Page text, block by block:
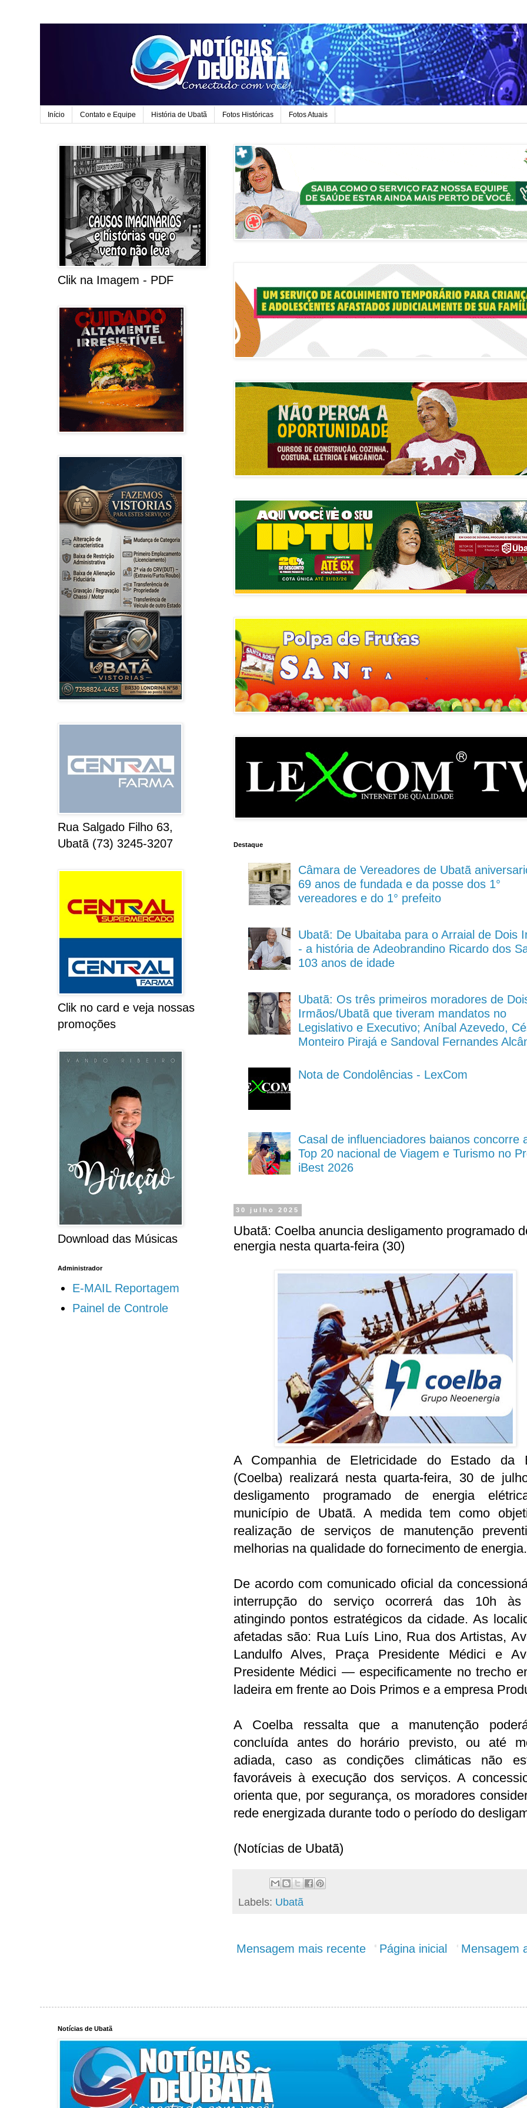
Início Contato e Equipe História de Ubatã Fotos Históricas Fotos Atuais
Destaque
Câmara de Vereadores de Ubatã
69 anos de fundada e da posse dos 1°
vereadores e do 1° prefeito
Ubatã: De Ubaitaba para o Arraial de Dois
- a história de Adeobrandino Ricardo dos
103 anos de idade
Ubatã: Os três primeiros moradores de
Irmãos/Ubatã que tiveram mandatos no
Legislativo e Executivo; Aníbal Azevedo,
Monteiro Pirajá e Sandoval Fernandes
Nota de Condolências - LexCom
Casal de influenciadores baianos concorre
Top 20 nacional de Viagem e Turismo no
iBest 2026
30 julho 2025
Ubatã: Coelba anuncia desligamento programado
energia nesta quarta-feira (30)
A Companhia de Eletricidade do Estado da
(Coelba) realizará nesta quarta-feira, 30 de
desligamento programado de energia
município de Ubatã. A medida tem como
realização de serviços de manutenção
melhorias na qualidade do fornecimento de energia.
De acordo com comunicado oficial da
interrupção do serviço ocorrerá das 10h às
atingindo pontos estratégicos da cidade. As
afetadas são: Rua Luís Lino, Rua dos Artistas,
Landulfo Alves, Praça Presidente Médici e
Presidente Médici — especificamente no trecho
ladeira em frente ao Dois Primos e a empresa
A Coelba ressalta que a manutenção
concluída antes do horário previsto, ou até
adiada, caso as condições climáticas não
favoráveis à execução dos serviços. A
orienta que, por segurança, os moradores
rede energizada durante todo o período do
(Notícias de Ubatã)
Labels: Ubatã
Mensagem mais recente Mensagem
Página inicial
Clik na Imagem - PDF
Rua Salgado Filho 63,
Ubatã (73) 3245-3207
Clik no card e veja nossas
promoções
Download das Músicas
Administrador
E-MAIL Reportagem
Painel de Controle
Notícias de Ubatã